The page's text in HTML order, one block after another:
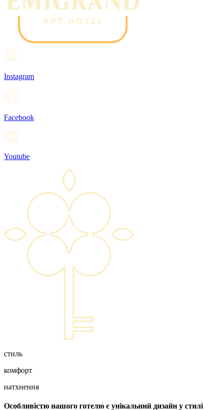
Instagram
Facebook
Youtube
стиль
комфорт
натхнення
Особливістю нашого готелю є унікальний дизайн у стилі